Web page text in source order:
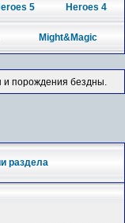
5 Heroes 4
Might&Magic
и порождения бездны.
раздела